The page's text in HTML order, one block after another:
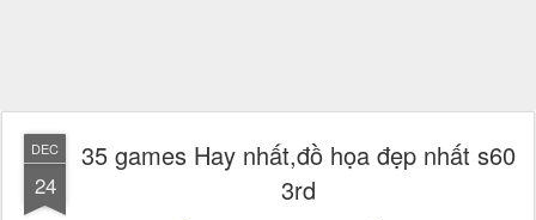
DEC
24
35 games Hay nhất,đồ họa đẹp nhất s60
3rd